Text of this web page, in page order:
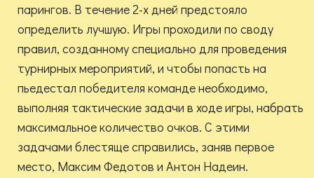
парингов. В течение 2-х дней предстояло
определить лучшую. Игры проходили по своду
правил, созданному специально для проведения
турнирных мероприятий, и чтобы попасть на
пьедестал победителя команде необходимо,
выполняя тактические задачи в ходе игры, набрать
максимальное количество очков. С этими
задачами блестяще справились, заняв первое
место, Максим Федотов и Антон Надеин.